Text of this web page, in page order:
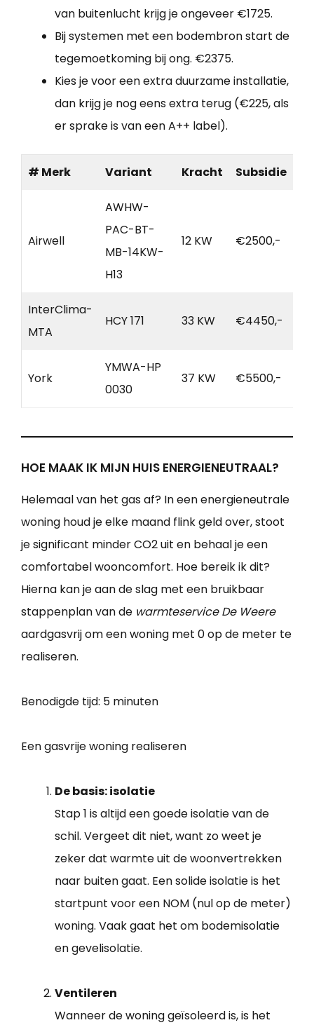
van buitenlucht krijg je ongeveer €1725.
Bij systemen met een bodembron start de
tegemoetkoming bij ong. €2375.
Kies je voor een extra duurzame installatie,
dan krijg je nog eens extra terug (€225, als
er sprake is van een A++ label).
# Merk Variant Kracht Subsidie
Airwell
AWHW-
PAC-BT-
MB-14KW-
H13
12 KW €2500,-
InterClima-
MTA
HCY 171 33 KW €4450,-
York
YMWA-HP
0030
37 KW €5500,-
HOE MAAK IK MIJN HUIS ENERGIENEUTRAAL?
Helemaal van het gas af? In een energieneutrale
woning houd je elke maand flink geld over, stoot
je significant minder CO2 uit en behaal je een
comfortabel wooncomfort. Hoe bereik ik dit?
Hierna kan je aan de slag met een bruikbaar
stappenplan van de warmteservice De Weere
aardgasvrij om een woning met 0 op de meter te
realiseren.
Benodigde tijd: 5 minuten
Een gasvrije woning realiseren
De basis: isolatie
Stap 1 is altijd een goede isolatie van de
schil. Vergeet dit niet, want zo weet je
zeker dat warmte uit de woonvertrekken
naar buiten gaat. Een solide isolatie is het
startpunt voor een NOM (nul op de meter)
woning. Vaak gaat het om bodemisolatie
en gevelisolatie.
Ventileren
Wanneer de woning geïsoleerd is, is het